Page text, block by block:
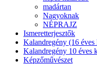
madártan
Nagyoknak
NÉPRAJZ
Ismeretterjesztők
Kalandregény (16
Kalandregény 10 éves
Képzőművészet